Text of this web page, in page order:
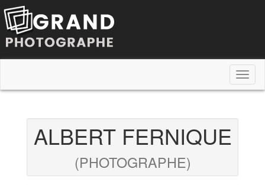
ALBERT FERNIQUE
(PHOTOGRAPHE)